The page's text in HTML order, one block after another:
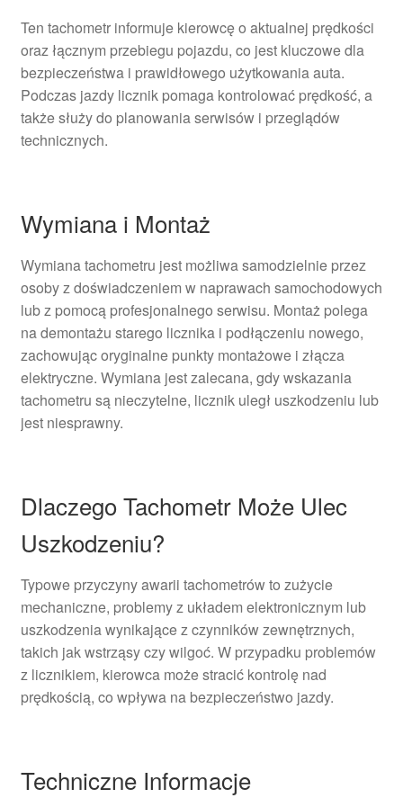
Ten tachometr informuje kierowcę o aktualnej prędkości
oraz łącznym przebiegu pojazdu, co jest kluczowe dla
bezpieczeństwa i prawidłowego użytkowania auta.
Podczas jazdy licznik pomaga kontrolować prędkość, a
także służy do planowania serwisów i przeglądów
technicznych.
Wymiana i Montaż
Wymiana tachometru jest możliwa samodzielnie przez
osoby z doświadczeniem w naprawach samochodowych
lub z pomocą profesjonalnego serwisu. Montaż polega
na demontażu starego licznika i podłączeniu nowego,
zachowując oryginalne punkty montażowe i złącza
elektryczne. Wymiana jest zalecana, gdy wskazania
tachometru są nieczytelne, licznik uległ uszkodzeniu lub
jest niesprawny.
Dlaczego Tachometr Może Ulec
Uszkodzeniu?
Typowe przyczyny awarii tachometrów to zużycie
mechaniczne, problemy z układem elektronicznym lub
uszkodzenia wynikające z czynników zewnętrznych,
takich jak wstrząsy czy wilgoć. W przypadku problemów
z licznikiem, kierowca może stracić kontrolę nad
prędkością, co wpływa na bezpieczeństwo jazdy.
Techniczne Informacje